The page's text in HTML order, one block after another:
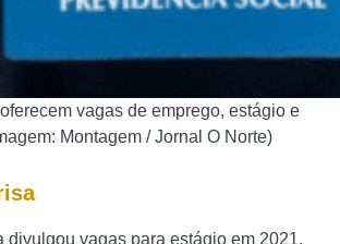
vagas de emprego, estágio e
Montagem / Jornal O Norte)
divulgou vagas para estágio em 2021.